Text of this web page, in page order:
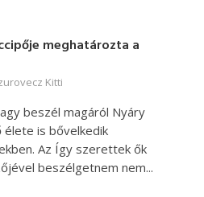
meghatározta a
Kitti
beszél magáról Nyáry
élete is bővelkedik
Az Így szerettek ők
beszélgetnem nem...